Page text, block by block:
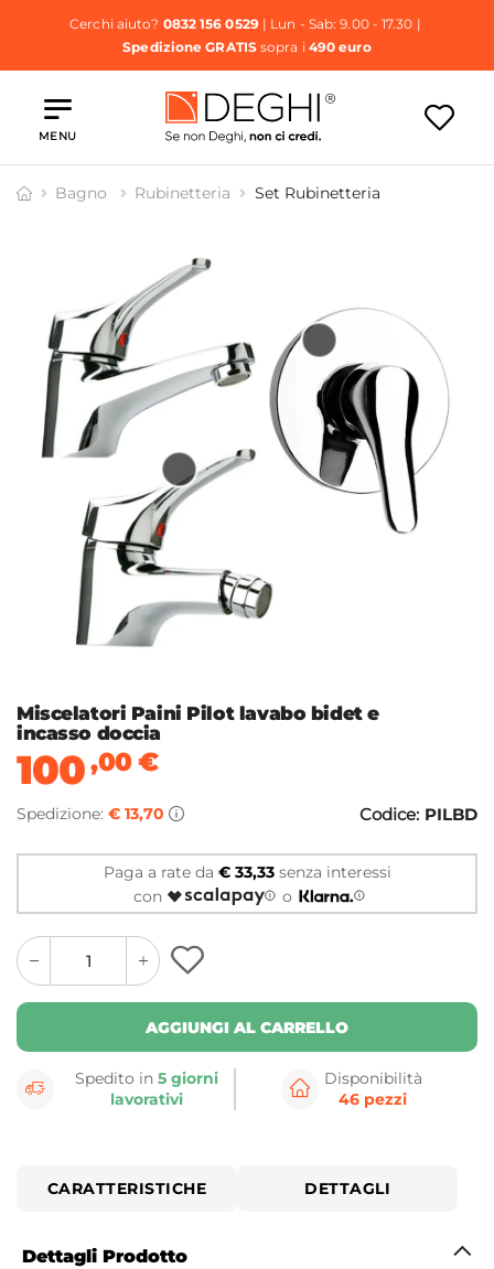
Cerchi aiuto? 0832 156 0529| Lun - Sab: 9.00 - 17.30 |
Spedizione GRATISsopra i 490 euro
MENU
Bagno Rubinetteria Set Rubinetteria
Miscelatori Paini Pilot lavabo bidet e
incasso doccia
100,00€
Spedizione: € 13,70 Codice: PILBD
Paga a rate da € 33,33senza interessi
con
o
quantity
button
quantity
minus
button
AGGIUNGI AL CARRELLO
Spedito in5 giorni
lavorativi
Disponibilità
46 pezzi
CARATTERISTICHE DETTAGLI
Dettagli Prodotto